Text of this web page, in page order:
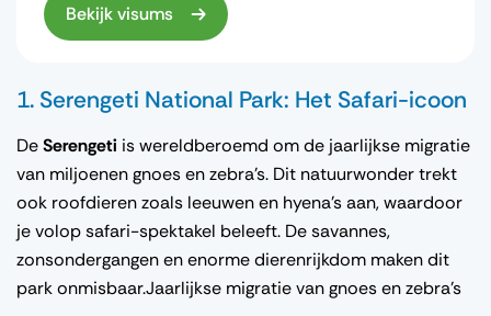
Bekijk visums
1. Serengeti National Park: Het Safari-icoon
DeSerengeti is wereldberoemd om de jaarlijkse migratie
van miljoenen gnoes en zebra’s. Dit natuurwonder trekt
ook roofdieren zoals leeuwen en hyena’s aan, waardoor
je volop safari-spektakel beleeft. De savannes,
zonsondergangen en enorme dierenrijkdom maken dit
park onmisbaar.Jaarlijkse migratie van gnoes en zebra’s